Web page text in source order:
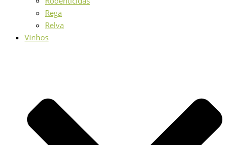
Rega
Relva
Vinhos